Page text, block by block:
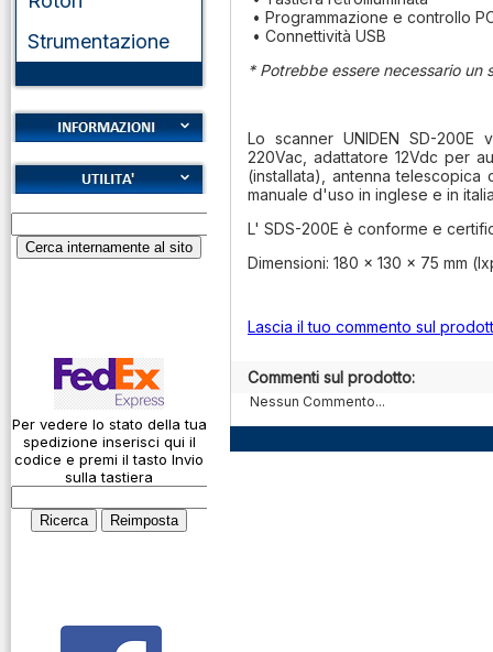
Strumentazione
Cookies
Diritto di recesso
Garanzie
Alfabeto Fonetico
ICAO
Codice Q
Come si usa un
cavo
Connessioni
microfoniche
Cosa è l' ADS-B
antenne e cavi
Per vedere lo stato della tua
spedizione inserisci qui il
codice e premi il tasto Invio
sulla tastiera
• Programmazione e controllo
• Connettività USB
* Potrebbe essere necessario
Lo scanner UNIDEN SD-
220Vac, adattatore 12Vdc per
(installata), antenna
manuale d'uso in inglese e in
L' SDS-200E è conforme e
Dimensioni: 180 x 130 x 75 mm
Lascia il tuo commento sul
Commenti sul prodotto:
Nessun Commento...